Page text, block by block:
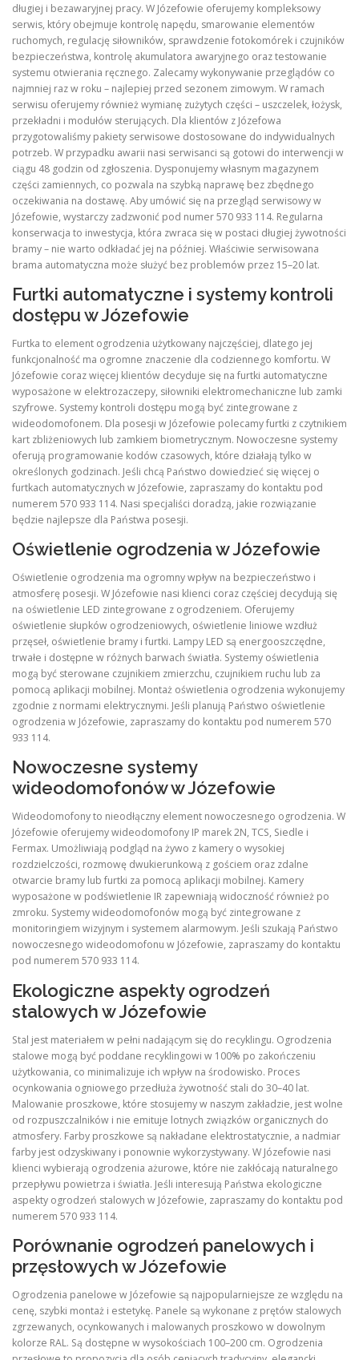
długiej i bezawaryjnej pracy. W Józefowie oferujemy kompleksowy
serwis, który obejmuje kontrolę napędu, smarowanie elementów
ruchomych, regulację siłowników, sprawdzenie fotokomórek i czujników
bezpieczeństwa, kontrolę akumulatora awaryjnego oraz testowanie
systemu otwierania ręcznego. Zalecamy wykonywanie przeglądów co
najmniej raz w roku – najlepiej przed sezonem zimowym. W ramach
serwisu oferujemy również wymianę zużytych części – uszczelek, łożysk,
przekładni i modułów sterujących. Dla klientów z Józefowa
przygotowaliśmy pakiety serwisowe dostosowane do indywidualnych
potrzeb. W przypadku awarii nasi serwisanci są gotowi do interwencji w
ciągu 48 godzin od zgłoszenia. Dysponujemy własnym magazynem
części zamiennych, co pozwala na szybką naprawę bez zbędnego
oczekiwania na dostawę. Aby umówić się na przegląd serwisowy w
Józefowie, wystarczy zadzwonić pod numer 570 933 114. Regularna
konserwacja to inwestycja, która zwraca się w postaci długiej żywotności
bramy – nie warto odkładać jej na później. Właściwie serwisowana
brama automatyczna może służyć bez problemów przez 15–20 lat.
Furtki automatyczne i systemy kontroli
dostępu w Józefowie
Furtka to element ogrodzenia użytkowany najczęściej, dlatego jej
funkcjonalność ma ogromne znaczenie dla codziennego komfortu. W
Józefowie coraz więcej klientów decyduje się na furtki automatyczne
wyposażone w elektrozaczepy, siłowniki elektromechaniczne lub zamki
szyfrowe. Systemy kontroli dostępu mogą być zintegrowane z
wideodomofonem. Dla posesji w Józefowie polecamy furtki z czytnikiem
kart zbliżeniowych lub zamkiem biometrycznym. Nowoczesne systemy
oferują programowanie kodów czasowych, które działają tylko w
określonych godzinach. Jeśli chcą Państwo dowiedzieć się więcej o
furtkach automatycznych w Józefowie, zapraszamy do kontaktu pod
numerem 570 933 114. Nasi specjaliści doradzą, jakie rozwiązanie
będzie najlepsze dla Państwa posesji.
Oświetlenie ogrodzenia w Józefowie
Oświetlenie ogrodzenia ma ogromny wpływ na bezpieczeństwo i
atmosferę posesji. W Józefowie nasi klienci coraz częściej decydują się
na oświetlenie LED zintegrowane z ogrodzeniem. Oferujemy
oświetlenie słupków ogrodzeniowych, oświetlenie liniowe wzdłuż
przęseł, oświetlenie bramy i furtki. Lampy LED są energooszczędne,
trwałe i dostępne w różnych barwach światła. Systemy oświetlenia
mogą być sterowane czujnikiem zmierzchu, czujnikiem ruchu lub za
pomocą aplikacji mobilnej. Montaż oświetlenia ogrodzenia wykonujemy
zgodnie z normami elektrycznymi. Jeśli planują Państwo oświetlenie
ogrodzenia w Józefowie, zapraszamy do kontaktu pod numerem 570
933 114.
Nowoczesne systemy
wideodomofonów w Józefowie
Wideodomofony to nieodłączny element nowoczesnego ogrodzenia. W
Józefowie oferujemy wideodomofony IP marek 2N, TCS, Siedle i
Fermax. Umożliwiają podgląd na żywo z kamery o wysokiej
rozdzielczości, rozmowę dwukierunkową z gościem oraz zdalne
otwarcie bramy lub furtki za pomocą aplikacji mobilnej. Kamery
wyposażone w podświetlenie IR zapewniają widoczność również po
zmroku. Systemy wideodomofonów mogą być zintegrowane z
monitoringiem wizyjnym i systemem alarmowym. Jeśli szukają Państwo
nowoczesnego wideodomofonu w Józefowie, zapraszamy do kontaktu
pod numerem 570 933 114.
Ekologiczne aspekty ogrodzeń
stalowych w Józefowie
Stal jest materiałem w pełni nadającym się do recyklingu. Ogrodzenia
stalowe mogą być poddane recyklingowi w 100% po zakończeniu
użytkowania, co minimalizuje ich wpływ na środowisko. Proces
ocynkowania ogniowego przedłuża żywotność stali do 30–40 lat.
Malowanie proszkowe, które stosujemy w naszym zakładzie, jest wolne
od rozpuszczalników i nie emituje lotnych związków organicznych do
atmosfery. Farby proszkowe są nakładane elektrostatycznie, a nadmiar
farby jest odzyskiwany i ponownie wykorzystywany. W Józefowie nasi
klienci wybierają ogrodzenia ażurowe, które nie zakłócają naturalnego
przepływu powietrza i światła. Jeśli interesują Państwa ekologiczne
aspekty ogrodzeń stalowych w Józefowie, zapraszamy do kontaktu pod
numerem 570 933 114.
Porównanie ogrodzeń panelowych i
przęsłowych w Józefowie
Ogrodzenia panelowe w Józefowie są najpopularniejsze ze względu na
cenę, szybki montaż i estetykę. Panele są wykonane z prętów stalowych
zgrzewanych, ocynkowanych i malowanych proszkowo w dowolnym
kolorze RAL. Są dostępne w wysokościach 100–200 cm. Ogrodzenia